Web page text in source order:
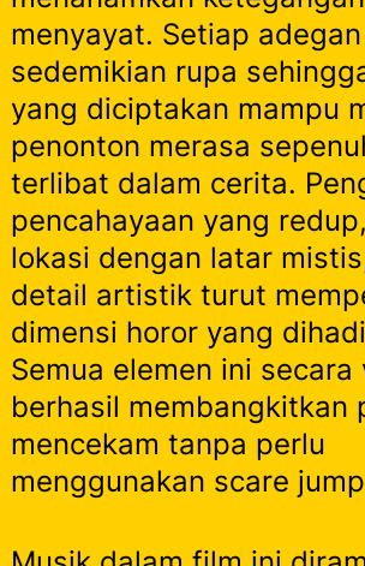
menyayat. Setiap
sedemikian rupa
yang diciptakan mampu
penonton merasa
terlibat dalam cerita.
pencahayaan yang
lokasi dengan latar
detail artistik turut
dimensi horor yang
Semua elemen ini secara
berhasil membangkitkan
mencekam tanpa perlu
menggunakan scare